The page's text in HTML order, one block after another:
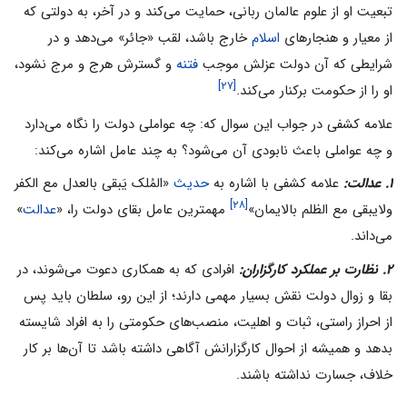
تبعیت او از علوم عالمان ربانی، حمایت می‌‌کند و در آخر، به دولتی که
از معیار و هنجارهای اسلامخارج باشد، لقب «جائر» می‌‌دهد و در
شرایطی که آن دولت عزلش موجب فتنه و گسترش هرج و مرج نشود،
او را از حکومت برکنار می‌‌کند.[۲۷]
علامه کشفی در جواب این سوال که: چه عواملی‌‌ دولت را نگاه می‌‌دارد
و چه عواملی باعث نابودی آن می‌‌شود؟ به چند عامل اشاره می‌‌کند:
۱. عدالت:
علامه کشفی با اشاره بهحدیث «المُلک یَبقی بالعدل مع الکفر
ولایبقی مع الظلم بالایمان»[۲۸] مهمترین عامل بقای دولت را، «عدالت»
می‌‌داند.
۲. نظارت بر عملکرد کارگزاران:
افرادی که به همکاری دعوت می‌‌شوند، در
بقا و زوال دولت نقش بسیار مهمی ‌‌دارند؛ از این رو، سلطان باید پس
از احراز راستی، ثبات و اهلیت، منصب‌های حکومتی را به افراد شایسته
بدهد و همیشه از احوال کارگزارانش آگاهی داشته باشد تا آن‌ها بر کار
خلاف، جسارت نداشته باشند.